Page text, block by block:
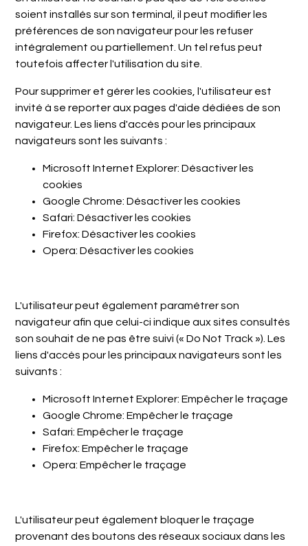
soient installés sur son terminal, il peut modifier les
préférences de son navigateur pour les refuser
intégralement ou partiellement. Un tel refus peut
toutefois affecter l'utilisation du site.
Pour supprimer et gérer les cookies, l'utilisateur est
invité à se reporter aux pages d'aide dédiées de son
navigateur. Les liens d'accès pour les principaux
navigateurs sont les suivants :
Microsoft Internet Explorer:Désactiver les
cookies
Google Chrome:Désactiver les cookies
Safari:Désactiver les cookies
Firefox:Désactiver les cookies
Opera:Désactiver les cookies
L'utilisateur peut également paramétrer son
navigateur afin que celui-ci indique aux sites consultés
son souhait de ne pas être suivi (« Do Not Track »). Les
liens d'accès pour les principaux navigateurs sont les
suivants :
Microsoft Internet Explorer:Empêcher le traçage
Google Chrome:Empêcher le traçage
Safari:Empêcher le traçage
Firefox:Empêcher le traçage
Opera:Empêcher le traçage
L'utilisateur peut également bloquer le traçage
provenant des boutons des réseaux sociaux dans les